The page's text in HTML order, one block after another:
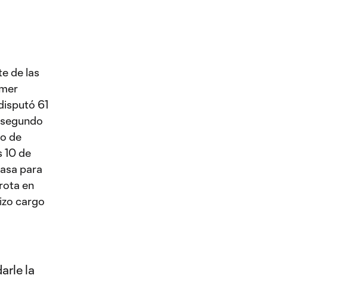
de las
61
de
10 de
para
en
cargo
la